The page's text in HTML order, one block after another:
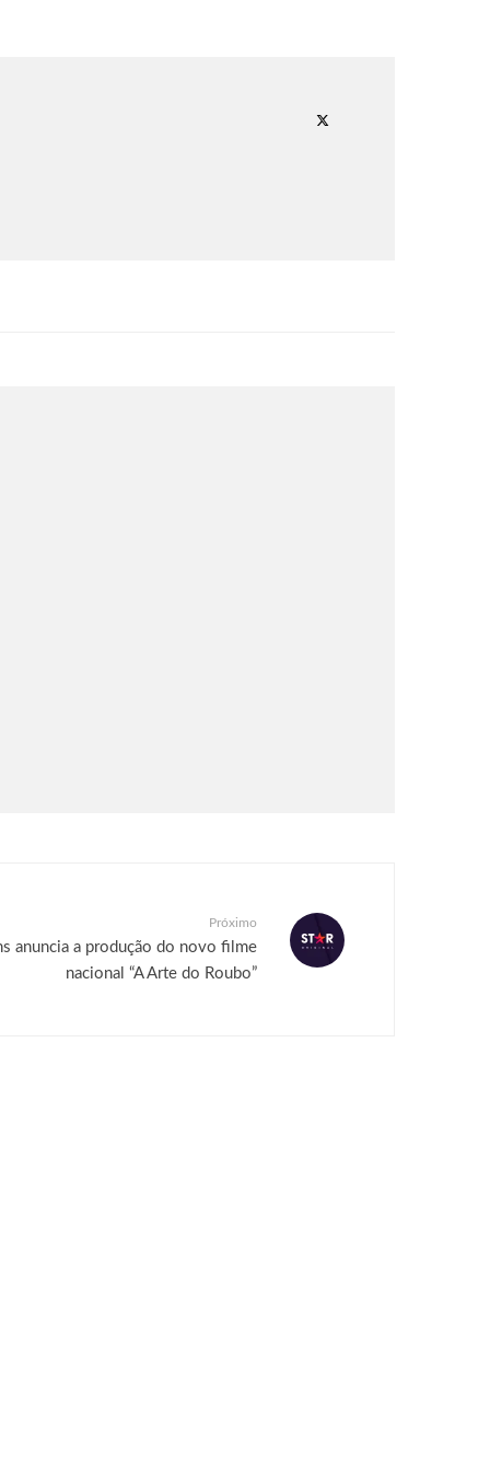
Próximo
anuncia a produção do novo filme
nacional “A Arte do Roubo”